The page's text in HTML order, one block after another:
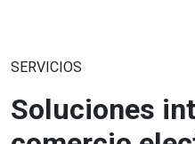
SERVICIOS
Soluciones